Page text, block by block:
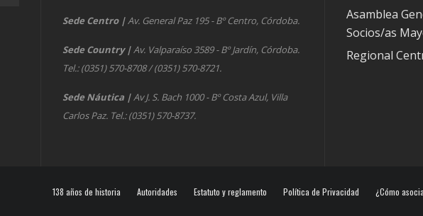
Sede Centro |Av. General Paz 195 - Bº Centro, Córdoba.
Sede Country |Av. Valparaíso 3589 - Bº Jardín, Córdoba.
Tel.: (0351) 570-8708 / (0351) 570-8721.
Sede Náutica |Av J. S. Bach 1000 - Bº Costa Azul, Villa
Carlos Paz. Tel.: (0351) 570-8737.
Asamblea
Socios/as
Regional
138 años de historia Autoridades Estatuto y reglamento Política de Privacidad ¿Cómo